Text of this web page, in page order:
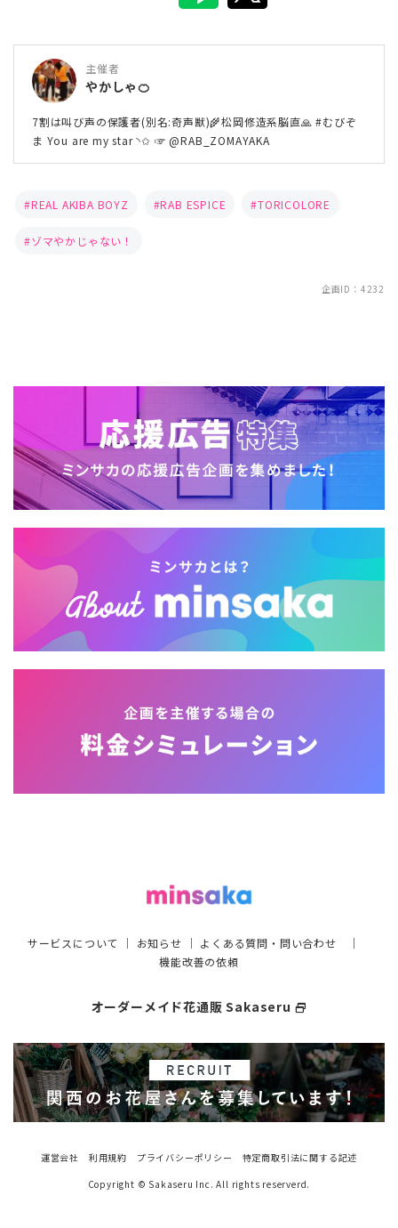
主催者
やかしゃ🍊
7割は叫び声の保護者(別名:奇声獣)🌾松岡修造系脳直🙏 #むびぞ
ま You are my star ◝✩ ☞ @RAB_ZOMAYAKA
REAL AKIBA BOYZ RAB ESPICE TORICOLORE
ゾマやかじゃない！
企画ID：4232
サービスについて ｜ お知らせ ｜ よくある質問・問い合わせ ｜
機能改善の依頼
オーダーメイド花通販 Sakaseru select_window
運営会社 利用規約 プライバシーポリシー
特定商取引法に関する記述
Copyright © Sakaseru Inc. All rights reserverd.